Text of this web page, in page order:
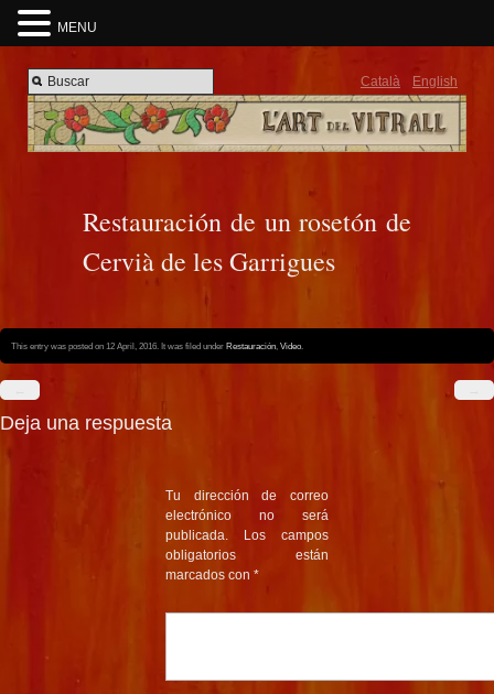
Català English
Restauración de un rosetón de
Cervià de les Garrigues
This entry was posted on 12 April, 2016. It was filed under Restauración, Video.
Deja una respuesta
Tu dirección de correo
electrónico no será
publicada.
Los campos
obligatorios están
marcados con *
MENU